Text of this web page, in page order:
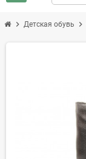
chevron_right Детская обувь chevron_right